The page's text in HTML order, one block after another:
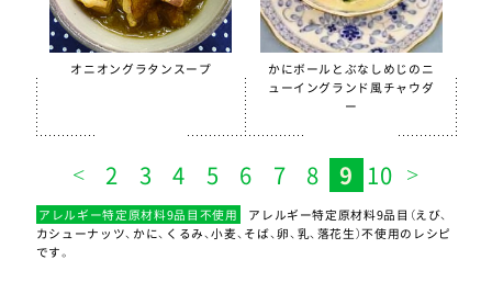
オニオングラタンスープ
かにボールとぶなしめじのニ
ューイングランド風チャウダ
ー
2 3 4 5 6 7 8 9 10
アレルギー特定原材料9品目不使用
アレルギー特定原材料9品目（えび、
カシューナッツ、かに、くるみ、小麦、そば、卵、乳、落花生）不使用のレシピ
です。